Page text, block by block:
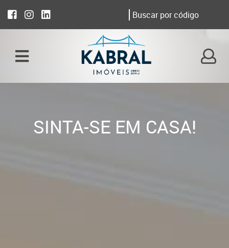
SINTA-SE EM CASA!